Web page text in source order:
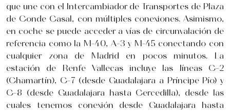
que une con el Intercambiador de Transportes de Plaza
de Conde Casal, con múltiples conexiones. Asimismo,
en coche se puede acceder a vías de circunvalación de
referencia como la M-40, A-3 y M-45 conectando con
cualquier zona de Madrid en pocos minutos. La
estación de Renfe Vallecas incluye las líneas C-2
(Chamartín), C-7 (desde Guadalajara a Príncipe Pío) y
C-8 (desde Guadalajara hasta Cercedilla), desde las
cuales tenemos conexión desde Guadalajara hasta